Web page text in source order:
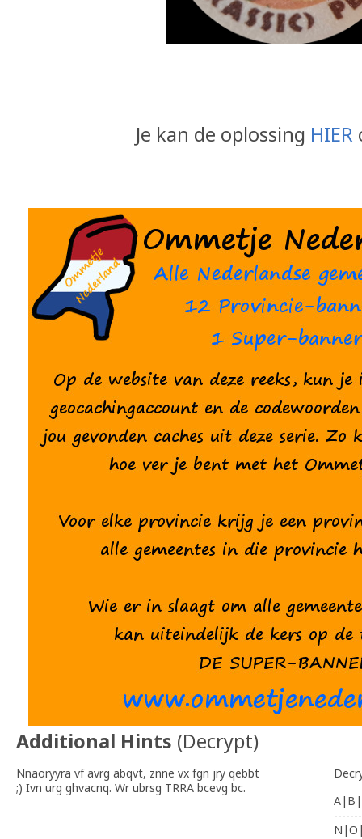
Je kan de oplossing HIER
Additional Hints (Decrypt)
Nnaoryyra vf avrg abqvt, znne vx fgn jry qebbt
;) Ivn urg ghvacnq. Wr ubrsg TRRA bcevg bc.